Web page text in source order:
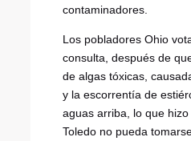
contaminadores.
Los pobladores Ohio
consulta, después de
de algas tóxicas,
y la escorrentía de
aguas arriba, lo que
Toledo no pueda